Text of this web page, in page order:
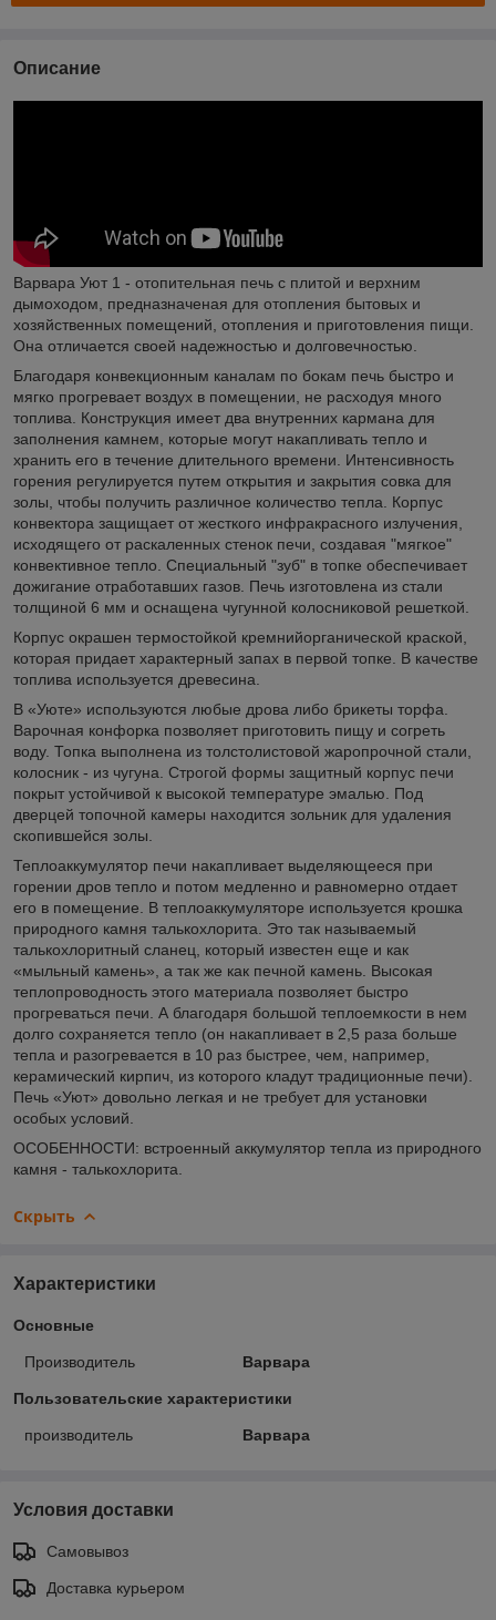
Описание
Варвара Уют 1 - отопительная печь с плитой и верхним
дымоходом, предназначеная для отопления бытовых и
хозяйственных помещений, отопления и приготовления пищи.
Она отличается своей надежностью и долговечностью.
Благодаря конвекционным каналам по бокам печь быстро и
мягко прогревает воздух в помещении, не расходуя много
топлива. Конструкция имеет два внутренних кармана для
заполнения камнем, которые могут накапливать тепло и
хранить его в течение длительного времени. Интенсивность
горения регулируется путем открытия и закрытия совка для
золы, чтобы получить различное количество тепла. Корпус
конвектора защищает от жесткого инфракрасного излучения,
исходящего от раскаленных стенок печи, создавая "мягкое"
конвективное тепло. Специальный "зуб" в топке обеспечивает
дожигание отработавших газов. Печь изготовлена из стали
толщиной 6 мм и оснащена чугунной колосниковой решеткой.
Корпус окрашен термостойкой кремнийорганической краской,
которая придает характерный запах в первой топке. В качестве
топлива используется древесина.
В «Уюте» используются любые дрова либо брикеты торфа.
Варочная конфорка позволяет приготовить пищу и согреть
воду. Топка выполнена из толстолистовой жаропрочной стали,
колосник - из чугуна. Строгой формы защитный корпус печи
покрыт устойчивой к высокой температуре эмалью. Под
дверцей топочной камеры находится зольник для удаления
скопившейся золы.
Теплоаккумулятор печи накапливает выделяющееся при
горении дров тепло и потом медленно и равномерно отдает
его в помещение. В теплоаккумуляторе используется крошка
природного камня талькохлорита. Это так называемый
талькохлоритный сланец, который известен еще и как
«мыльный камень», а так же как печной камень. Высокая
теплопроводность этого материала позволяет быстро
прогреваться печи. А благодаря большой теплоемкости в нем
долго сохраняется тепло (он накапливает в 2,5 раза больше
тепла и разогревается в 10 раз быстрее, чем, например,
керамический кирпич, из которого кладут традиционные печи).
Печь «Уют» довольно легкая и не требует для установки
особых условий.
ОСОБЕННОСТИ: встроенный аккумулятор тепла из природного
камня - талькохлорита.
Скрыть
Характеристики
Основные
Производитель Варвара
Пользовательские характеристики
производитель Варвара
Условия доставки
Самовывоз
Доставка курьером